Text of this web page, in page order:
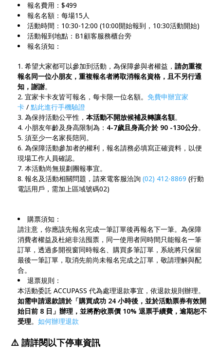
報名費用：$499
報名名額：每場15人
活動時間：10:30-12:00 (10:00開始報到，10:30活動開始)
活動報到地點：B1顧客服務櫃台旁
報名須知：
希望大家都可以參加到活動，為保障參與者權益，請勿重複
報名同一位小朋友，重複報名者將取消報名資格，且不另行通
知，謝謝。
宜家卡卡友皆可報名，每卡限一位名額。免費申辦宜家
卡 /點此進行手機驗證
為保持活動公平性，本活動不開放候補及轉讓名額。
小朋友年齡及身高限制為： 4-7歲且身高介於 90 -130公分。
須至少一名家長陪同。
為保障活動參加者的權利，報名請務必填寫正確資料，以便
現場工作人員確認。
本活動尚無規劃團報事宜。
報名及活動相關問題，請來電客服洽詢(02) 412-8869 (行動
電話用戶，需加上區域號碼02)
購票須知：
請注意，你應該先報名完成一筆訂單後再報名下一筆。為保障
消費者權益及杜絕非法囤票，同一使用者同時間只能報名一筆
訂單，透過多開視窗同時報名、購買多筆訂單，系統將只保留
最後一筆訂單，取消先前尚未報名完成之訂單，敬請理解與配
合。
退票規則：
本活動委託 ACCUPASS 代為處理退款事宜，依退款規則辦理。
如需申請退款請於「購買成功 24 小時後，並於活動票券有效開
始日前 8 日」辦理，並將酌收票價 10% 退票手續費，逾期恕不
受理。如何辦理退款
⚠️請詳閱以下停車資訊